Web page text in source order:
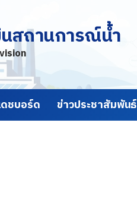
นสถานการณ์น้ำ
ชบอร์ด ข่าวประชาสัมพันธ์